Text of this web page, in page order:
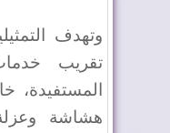
وتهدف
تقريب
المستفيدة،
هشاشة